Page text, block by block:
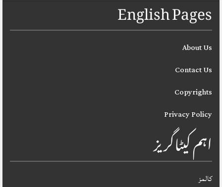
English Pages
About Us
Contact Us
Copyrights
Privacy Policy
اہم کیٹاگریز
کالمز